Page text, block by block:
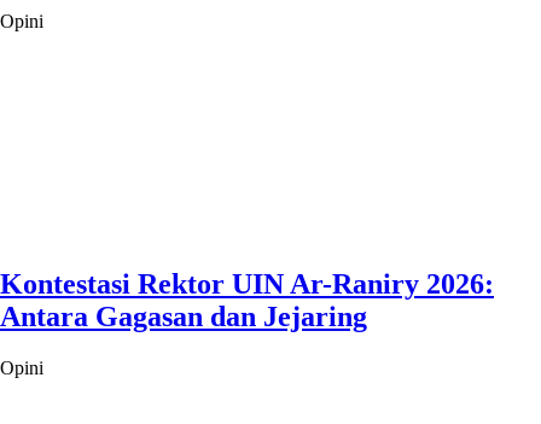
Opini
Kontestasi Rektor UIN Ar-Raniry 2026:
Antara Gagasan dan Jejaring
Opini